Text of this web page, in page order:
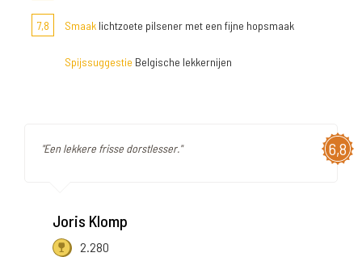
7,8 Smaak lichtzoete pilsener met een fijne hopsmaak
Spijssuggestie Belgische lekkernijen
6,8
"Een lekkere frisse dorstlesser."
Joris Klomp
2.280